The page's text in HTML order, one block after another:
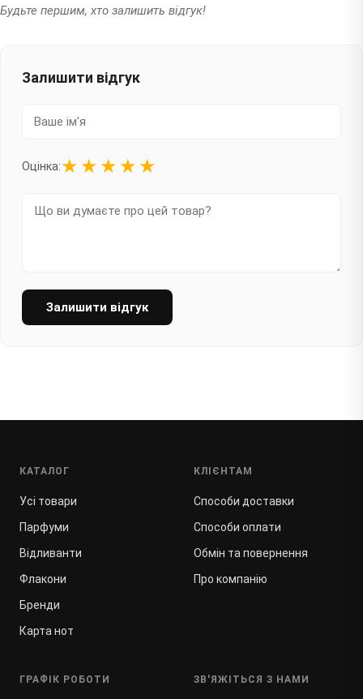
Будьте першим, хто залишить відгук!
Залишити відгук
Оцінка:★ ★ ★ ★ ★
Залишити відгук
КАТАЛОГ
Усі товари
Парфуми
Відливанти
Флакони
Бренди
Карта нот
КЛІЄНТАМ
Способи доставки
Способи оплати
Обмін та повернення
Про компанію
ГРАФІК РОБОТИ ЗВ'ЯЖІТЬСЯ З НАМИ